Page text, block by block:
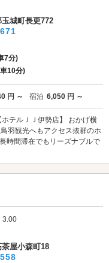
城町長更772
7分)
10分)
円 ～ 宿泊 6,050 円 ～
テルＪＪ伊勢店】 おかげ横
羽観光へもアクセス抜群のホ
時間滞在でもリーズナブルで
5つ星のうち3
3.00
屋小森町18